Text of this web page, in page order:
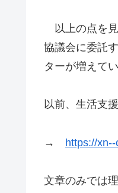
以上の点を見
協議会に委託
ターが増えて
以前、生活支
→ https://
文章のみでは